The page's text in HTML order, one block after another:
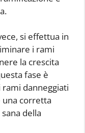
si effettua in
i rami
la crescita
fase è
danneggiati
una corretta
della